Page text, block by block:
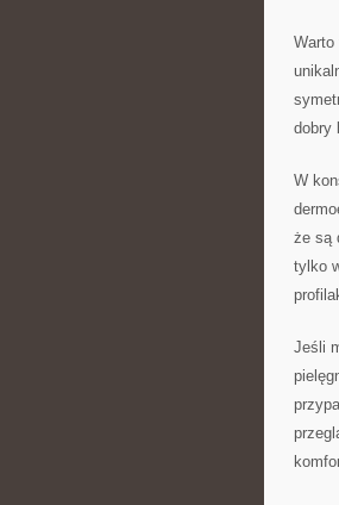
Warto
dobry
W
że są
tylko
Jeśli